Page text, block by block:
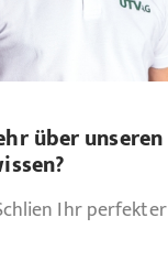
über unseren
Ihr perfekter